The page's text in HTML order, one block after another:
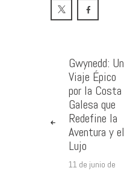
Gwynedd: Un
Viaje Épico
por la Costa
Galesa que
Redefine la
Aventura y el
Lujo
11 de junio de